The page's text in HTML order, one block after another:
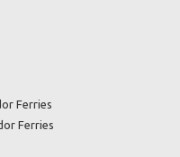
Ferries
Ferries